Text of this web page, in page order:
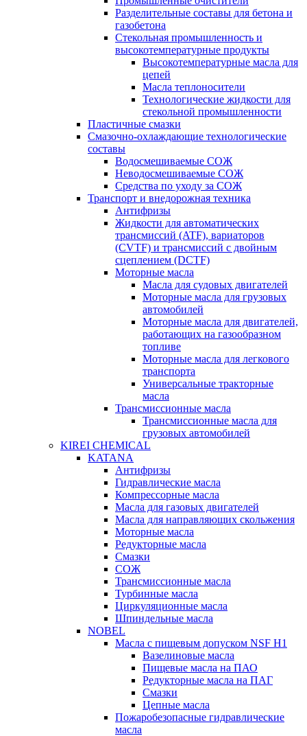
Разделительные составы для бетона и
газобетона
Стекольная промышленность и
высокотемпературные продукты
Высокотемпературные масла для
цепей
Масла теплоносители
Технологические жидкости для
стекольной промышленности
Пластичные смазки
Смазочно-охлаждающие технологические
составы
Водосмешиваемые СОЖ
Неводосмешиваемые СОЖ
Средства по уходу за СОЖ
Транспорт и внедорожная техника
Антифризы
Жидкости для автоматических
трансмиссий (ATF), вариаторов
(CVTF) и трансмиссий с двойным
сцеплением (DCTF)
Моторные масла
Масла для судовых двигателей
Моторные масла для грузовых
автомобилей
Моторные масла для двигателей,
работающих на газообразном
топливе
Моторные масла для легкового
транспорта
Универсальные тракторные
масла
Трансмиссионные масла
Трансмиссионные масла для
грузовых автомобилей
KIREI CHEMICAL
KATANA
Антифризы
Гидравлические масла
Компрессорные масла
Масла для газовых двигателей
Масла для направляющих скольжения
Моторные масла
Редукторные масла
Смазки
СОЖ
Трансмиссионные масла
Турбинные масла
Циркуляционные масла
Шпиндельные масла
NOBEL
Масла с пищевым допуском NSF H1
Вазелиновые масла
Пищевые масла на ПАО
Редукторные масла на ПАГ
Смазки
Цепные масла
Пожаробезопасные гидравлические
масла